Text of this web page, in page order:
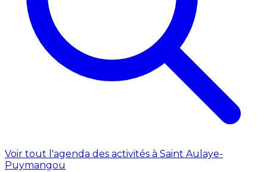
Voir tout l'agenda des activités à Saint Aulaye-
Puymangou